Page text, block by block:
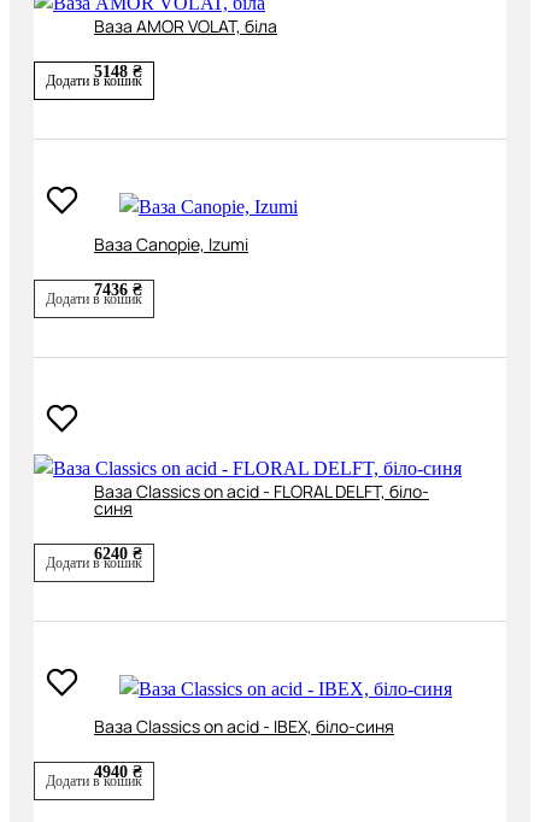
Ваза AMOR VOLAT, біла
5148 ₴
Додати в кошик
Ваза Canopie, Izumi
7436 ₴
Додати в кошик
Ваза Classics on acid - FLORAL DELFT, біло-
синя
6240 ₴
Додати в кошик
Ваза Classics on acid - IBEX, біло-синя
4940 ₴
Додати в кошик